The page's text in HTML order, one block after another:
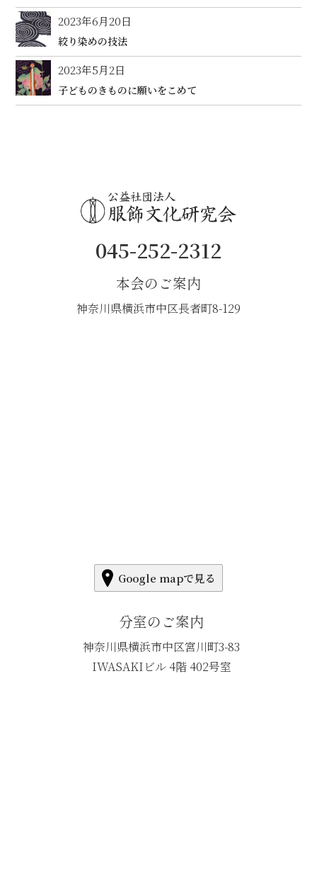
2023年6月20日
絞り染めの技法
2023年5月2日
子どものきものに願いをこめて
045-252-2312
本会のご案内
神奈川県横浜市中区長者町8-129
Google mapで見る
分室のご案内
神奈川県横浜市中区宮川町3-83
IWASAKIビル 4階 402号室